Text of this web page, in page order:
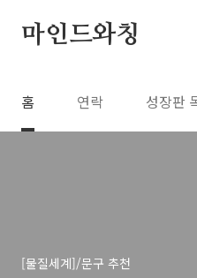
마인드와칭
홈 연락 성장판
[물질세계]/문구 추천